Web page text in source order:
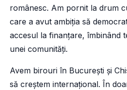
românesc. Am pornit la drum
care a avut ambiția să
accesul la finanțare, îmbinând
unei comunități.
Avem birouri în București și
să creștem internațional. În